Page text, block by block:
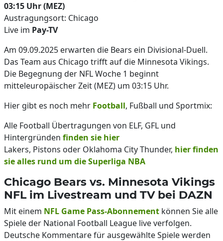
03:15 Uhr (MEZ)
Austragungsort: Chicago
Live im Pay-TV
Am 09.09.2025 erwarten die Bears ein Divisional-Duell.
Das Team aus Chicago trifft auf die Minnesota Vikings.
Die Begegnung der NFL Woche 1 beginnt
mitteleuropäischer Zeit (MEZ) um 03:15 Uhr.
Hier gibt es noch mehr Football, Fußball und Sportmix:
Alle Football Übertragungen von ELF, GFL und
Hintergründen finden sie hier
Lakers, Pistons oder Oklahoma City Thunder, hier finden
sie alles rund um die Superliga NBA
Chicago Bears vs. Minnesota Vikings
NFL im Livestream und TV bei DAZN
Mit einem NFL Game Pass-Abonnement können Sie alle
Spiele der National Football League live verfolgen.
Deutsche Kommentare für ausgewählte Spiele werden